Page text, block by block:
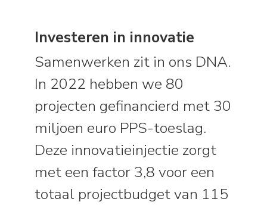
Investeren in innovatie
Samenwerken zit in ons DNA.
In 2022 hebben we 80
projecten gefinancierd met 30
miljoen euro PPS-toeslag.
Deze innovatieinjectie zorgt
met een factor 3,8 voor een
totaal projectbudget van 115